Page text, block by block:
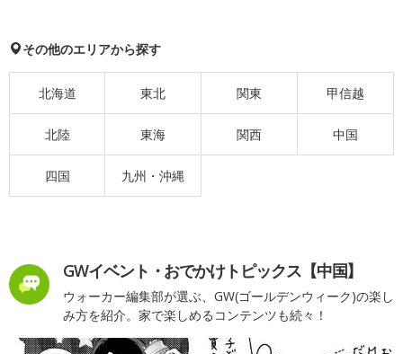
その他のエリアから探す
北海道 東北 関東 甲信越
北陸 東海 関西 中国
四国 九州・沖縄
GWイベント・おでかけトピックス【中国】
ウォーカー編集部が選ぶ、GW(ゴールデンウィーク)の楽し
み方を紹介。家で楽しめるコンテンツも続々！